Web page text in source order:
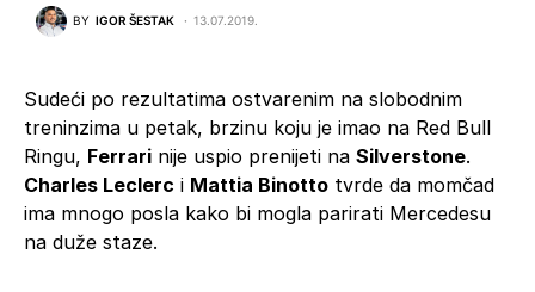
BY IGOR ŠESTAK 13.07.2019.
Sudeći po rezultatima ostvarenim na slobodnim
treninzima u petak, brzinu koju je imao na Red Bull
Ringu, Ferrari nije uspio prenijeti na Silverstone.
Charles Leclerc i Mattia Binotto tvrde da momčad
ima mnogo posla kako bi mogla parirati Mercedesu
na duže staze.